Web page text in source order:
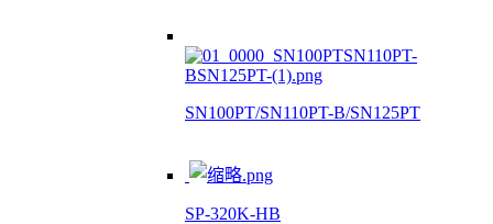
SN100PT/SN110PT-B/SN125PT
SP-320K-HB